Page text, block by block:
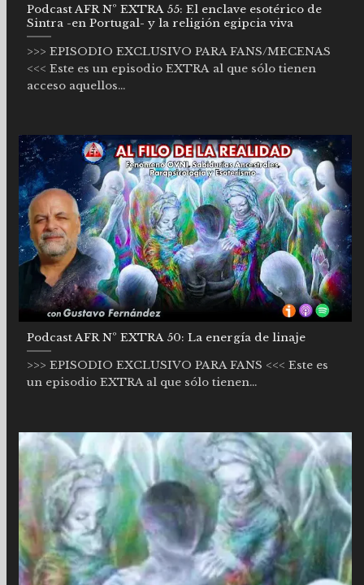
Podcast AFR Nº EXTRA 55: El enclave esotérico de
Sintra -en Portugal- y la religión egipcia viva
>>> EPISODIO EXCLUSIVO PARA FANS/MECENAS
<<< Este es un episodio EXTRA al que sólo tienen
acceso aquellos...
Podcast AFR Nº EXTRA 50: La energía de linaje
>>> EPISODIO EXCLUSIVO PARA FANS <<< Este es
un episodio EXTRA al que sólo tienen...